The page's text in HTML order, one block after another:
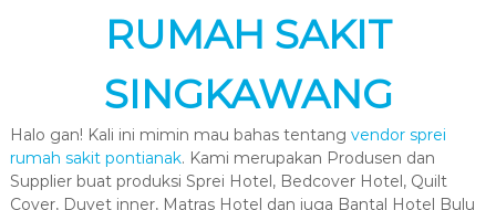
RUMAH SAKIT
SINGKAWANG
Halo gan! Kali ini mimin mau bahas tentang vendor sprei
rumah sakit pontianak. Kami merupakan Produsen dan
Supplier buat produksi Sprei Hotel, Bedcover Hotel, Quilt
Cover, Duvet inner, Matras Hotel dan juga Bantal Hotel Bulu